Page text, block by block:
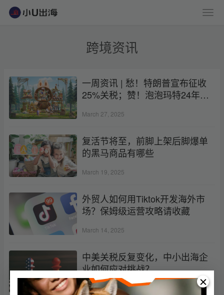
跨境资讯
一周资讯 | 愁！特朗普宣布征收
25%关税；赞！泡泡玛特24年营
March 27, 2025
复活节将至，前脚上架后脚爆单
的黑马商品有哪些
March 19, 2025
外贸人如何用Tiktok开发海外市
场？保姆级运营攻略请收藏
March 14, 2025
中美关税反复变化，中小出海企
业如何应对挑战？
March 10, 2025